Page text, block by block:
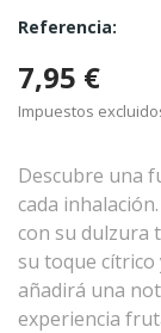
Referencia:
7,95 €
Impuestos
Descubre una
cada
con su dulzura
su toque cítrico
añadirá una
experiencia